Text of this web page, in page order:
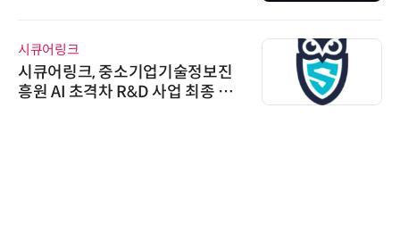
시큐어링크
시큐어링크, 중소기업기술정보진
흥원 AI 초격차 R&D 사업 최종 선